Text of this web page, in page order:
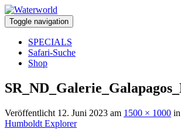
Toggle navigation
SPECIALS
Safari-Suche
Shop
Veröffentlicht 12. Juni 2023 am 1500 × 1000 in
Humboldt Explorer